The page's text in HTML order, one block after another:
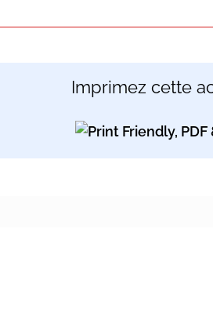
Imprimez cette